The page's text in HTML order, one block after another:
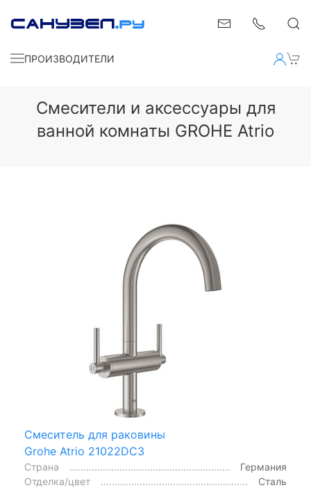
ПРОИЗВОДИТЕЛИ
Смесители и аксессуары для
ванной комнаты GROHE Atrio
Смеситель для раковины
Grohe Atrio 21022DC3
Страна
Германия
Отделка/цвет
Сталь